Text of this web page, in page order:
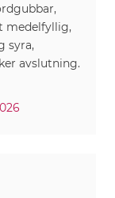
medelfyllig,
syra,
avslutning.